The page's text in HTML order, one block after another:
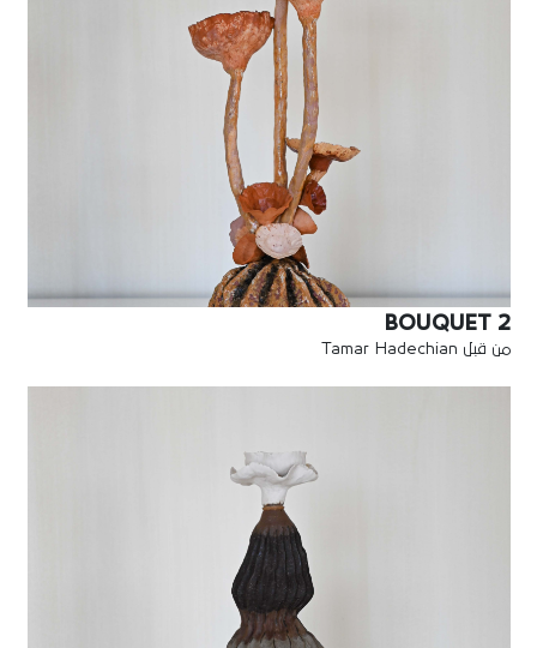
BOUQUET 2
من قبل Tamar Hadechian